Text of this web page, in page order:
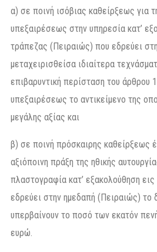
α) σε ποινή ισόβιας καθείρξεως για
υπεξαιρέσεως στην υπηρεσία κατ’
τράπεζας (Πειραιώς) που εδρεύει
μεταχειρισθείσα ιδιαίτερα
επιβαρυντική περίσταση του άρθρου
υπεξαιρέσεως το αντικείμενο της
μεγάλης αξίας και
β) σε ποινή πρόσκαιρης καθείρξεως
αξιόποινη πράξη της ηθικής
πλαστογραφία κατ’ εξακολούθηση
εδρεύει στην ημεδαπή (Πειραιώς) το
υπερβαίνουν το ποσό των εκατόν
ευρώ.